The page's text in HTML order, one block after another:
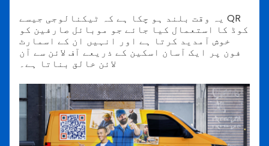
یہ وقت بلند ہو چکا ہے کہ ٹیکنالوجی جیسے QR
کوڈ کا استعمال کیا جائے جو موبائل صارفین کو
خوش آمدید کرتا ہے اور انہیں ان کے اسمارٹ
فون پر ایک آسان اسکین کے ذریعے آف لائن سے آن
لائن خالق بناتا ہے۔